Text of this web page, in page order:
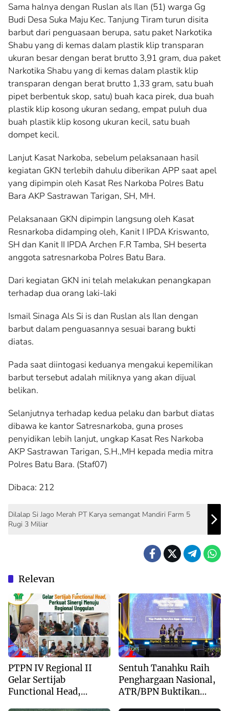
Sama halnya dengan Ruslan als Ilan (51) warga Gg
Budi Desa Suka Maju Kec. Tanjung Tiram turun disita
barbut dari penguasaan berupa, satu paket Narkotika
Shabu yang di kemas dalam plastik klip transparan
ukuran besar dengan berat brutto 3,91 gram, dua paket
Narkotika Shabu yang di kemas dalam plastik klip
transparan dengan berat brutto 1,33 gram, satu buah
pipet berbentuk skop, satu) buah kaca pirek, dua buah
plastik klip kosong ukuran sedang, empat puluh dua
buah plastik klip kosong ukuran kecil, satu buah
dompet kecil.
Lanjut Kasat Narkoba, sebelum pelaksanaan hasil
kegiatan GKN terlebih dahulu diberikan APP saat apel
yang dipimpin oleh Kasat Res Narkoba Polres Batu
Bara AKP Sastrawan Tarigan, SH, MH.
Pelaksanaan GKN dipimpin langsung oleh Kasat
Resnarkoba didamping oleh, Kanit I IPDA Kriswanto,
SH dan Kanit II IPDA Archen F.R Tamba, SH beserta
anggota satresnarkoba Polres Batu Bara.
Dari kegiatan GKN ini telah melakukan penangkapan
terhadap dua orang laki-laki
Ismail Sinaga Als Si is dan Ruslan als Ilan dengan
barbut dalam penguasannya sesuai barang bukti
diatas.
Pada saat diintogasi keduanya mengakui kepemilikan
barbut tersebut adalah miliknya yang akan dijual
belikan.
Selanjutnya terhadap kedua pelaku dan barbut diatas
dibawa ke kantor Satresnarkoba, guna proses
penyidikan lebih lanjut, ungkap Kasat Res Narkoba
AKP Sastrawan Tarigan, S.H.,MH kepada media mitra
Polres Batu Bara. (Staf07)
Dibaca: 212
Dilalap Si Jago Merah PT Karya semangat Mandiri Farm 5
Rugi 3 Miliar
Relevan
Blog
PTPN IV Regional II
Gelar Sertijab
Functional Head,
Blog
Sentuh Tanahku Raih
Penghargaan Nasional,
ATR/BPN Buktikan